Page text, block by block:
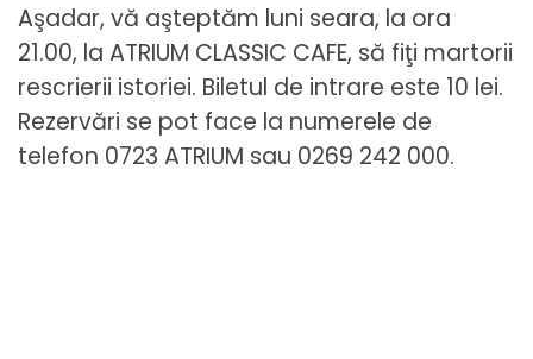
Aşadar, vă aşteptăm luni seara, la ora
21.00, la ATRIUM CLASSIC CAFE, să fiţi martorii
rescrierii istoriei. Biletul de intrare este 10 lei.
Rezervări se pot face la numerele de
telefon 0723 ATRIUM sau 0269 242 000.